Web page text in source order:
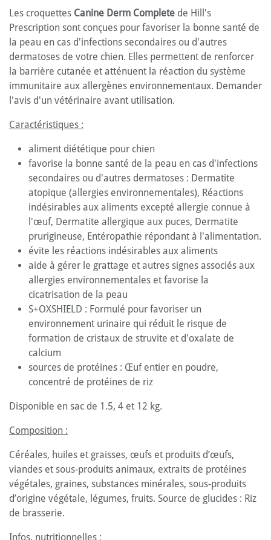
Les croquettes Canine Derm Complete de Hill's
Prescription sont conçues pour favoriser la bonne santé de
la peau en cas d'infections secondaires ou d'autres
dermatoses de votre chien. Elles permettent de renforcer
la barrière cutanée et atténuent la réaction du système
immunitaire aux allergènes environnementaux. Demander
l'avis d'un vétérinaire avant utilisation.
Caractéristiques :
aliment diététique pour chien
favorise la bonne santé de la peau en cas d'infections
secondaires ou d'autres dermatoses : Dermatite
atopique (allergies environnementales), Réactions
indésirables aux aliments excepté allergie connue à
l'œuf, Dermatite allergique aux puces, Dermatite
prurigineuse, Entéropathie répondant à l'alimentation.
évite les réactions indésirables aux aliments
aide à gérer le grattage et autres signes associés aux
allergies environnementales et favorise la
cicatrisation de la peau
S+OXSHIELD : Formulé pour favoriser un
environnement urinaire qui réduit le risque de
formation de cristaux de struvite et d'oxalate de
calcium
sources de protéines : Œuf entier en poudre,
concentré de protéines de riz
Disponible en sac de 1.5, 4 et 12 kg.
Composition :
Céréales, huiles et graisses, œufs et produits d’œufs,
viandes et sous-produits animaux, extraits de protéines
végétales, graines, substances minérales, sous-produits
d’origine végétale, légumes, fruits. Source de glucides : Riz
de brasserie.
Infos. nutritionnelles :